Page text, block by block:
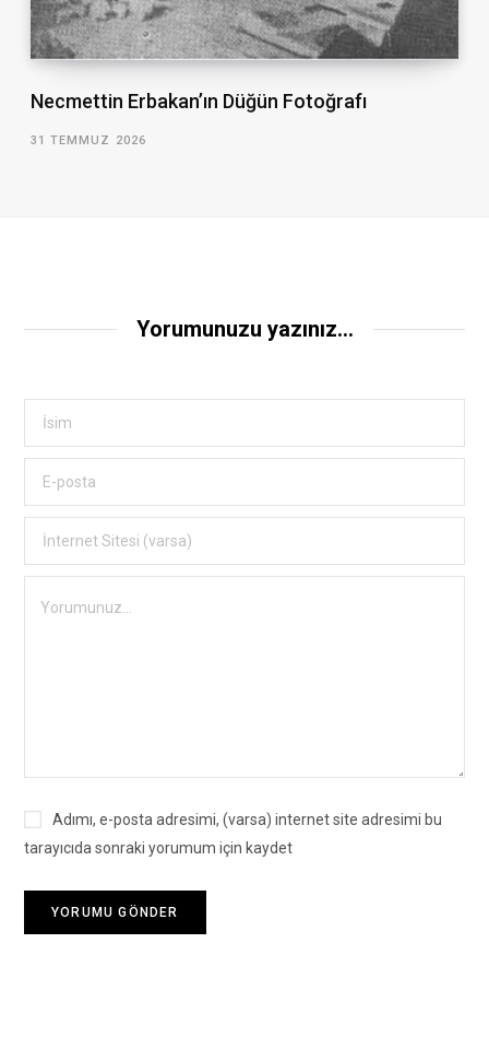
Necmettin Erbakan’ın Düğün Fotoğrafı
31 TEMMUZ 2026
Yorumunuzu yazınız...
Adımı, e-posta adresimi, (varsa) internet site adresimi bu
tarayıcıda sonraki yorumum için kaydet